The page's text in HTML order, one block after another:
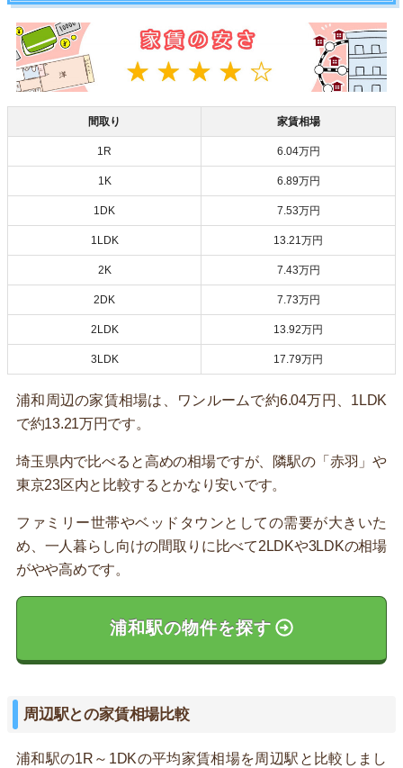
間取り 家賃相場
1R 6.04万円
1K 6.89万円
1DK 7.53万円
1LDK 13.21万円
2K 7.43万円
2DK 7.73万円
2LDK 13.92万円
3LDK 17.79万円
浦和周辺の家賃相場は、ワンルームで約6.04万円、1LDK
で約13.21万円です。
埼玉県内で比べると高めの相場ですが、隣駅の「赤羽」や
東京23区内と比較するとかなり安いです。
ファミリー世帯やベッドタウンとしての需要が大きいた
め、一人暮らし向けの間取りに比べて2LDKや3LDKの相場
がやや高めです。
浦和駅の物件を探す
周辺駅との家賃相場比較
浦和駅の1R～1DKの平均家賃相場を周辺駅と比較しまし